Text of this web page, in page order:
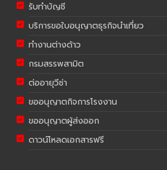
รับทำบัญชี
บริการขอใบอนุญาตธุรกิจนำเที่ยว
ทำงานต่างด้าว
กรมสรรพสามิต
ต่ออายุวีซ่า
ขออนุญาตกิจการโรงงาน
ขออนุญาตผู้ส่งออก
ดาวน์โหลดเอกสารฟรี